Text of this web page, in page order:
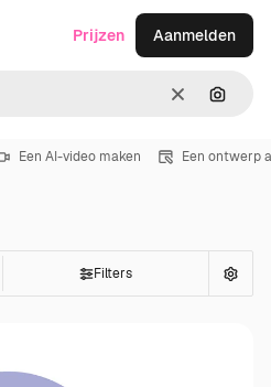
Wissen
Prijzen Aanmelden
Een AI-video maken Een ontwerp
Filters